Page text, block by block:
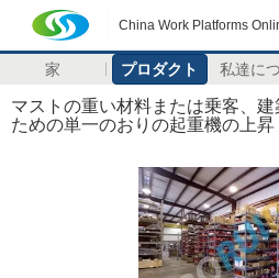
China Work Platforms
家 プロダクト 私達に
マストの重い材料または乗客、
ための単一のおりの起重機の上昇